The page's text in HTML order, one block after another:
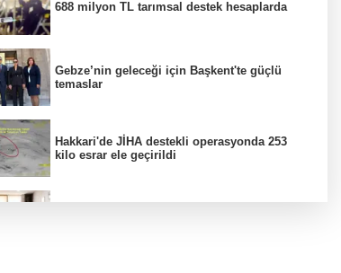
688 milyon TL tarımsal destek hesaplarda
Gebze’nin geleceği için Başkent'te güçlü
temaslar
Hakkari'de JİHA destekli operasyonda 253
kilo esrar ele geçirildi